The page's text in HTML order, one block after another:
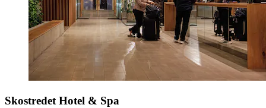
Skostredet Hotel & Spa